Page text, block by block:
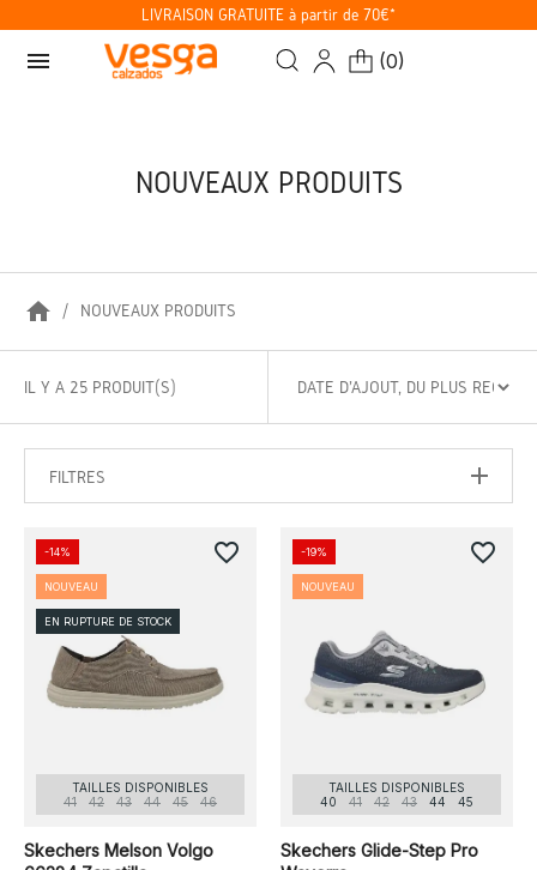
LIVRAISON GRATUITE à partir de 70€*
menu (0)
NOUVEAUX PRODUITS
home NOUVEAUX PRODUITS
IL Y A 25 PRODUIT(S)
FILTRES
TAILLES DISPONIBLES
41
42 43 44 45 46
Skechers Melson Volgo
-14%
NOUVEAU
EN RUPTURE DE STOCK
favorite_border
TAILLES DISPONIBLES
40
41 42 43 44 45
Skechers Glide-Step Pro
-19%
NOUVEAU
favorite_border